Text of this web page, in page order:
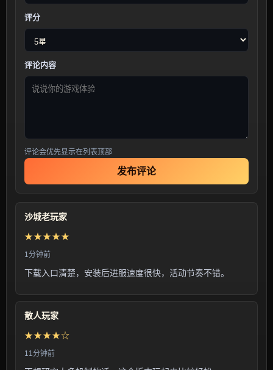
评分
评论内容
评论会优先显示在列表顶部
发布评论
沙城老玩家
★★★★★
1分钟前
下载入口清楚，安装后进服速度很快，活动节奏不错。
散人玩家
★★★★☆
11分钟前